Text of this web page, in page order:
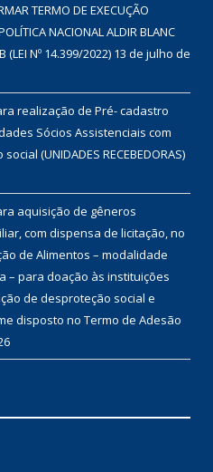
TERMO DE EXECUÇÃO
NACIONAL ALDIR BLANC
(LEI Nº 14.399/2022) 13 de julho de
realização de Pré- cadastro
Sócios Assistenciais com
(UNIDADES RECEBEDORAS)
aquisição de gêneros
com dispensa de licitação, no
de Alimentos – modalidade
– para doação às instituições
de desproteção social e
disposto no Termo de Adesão